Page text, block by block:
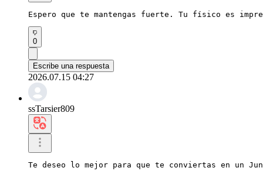
Espero que te mantengas fuerte. Tu físico es
0
Escribe una respuesta
2026.07.15 04:27
ssTarsier809
Te deseo lo mejor para que te conviertas en un